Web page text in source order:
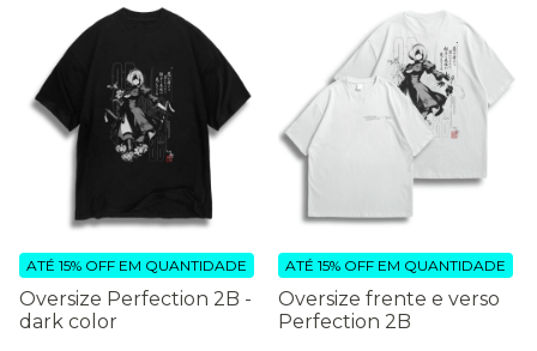
Oversize Perfection 2B -
dark color
ATÉ 15% OFF EM QUANTIDADE
Oversize frente e verso
Perfection 2B
ATÉ 15% OFF EM QUANTIDADE